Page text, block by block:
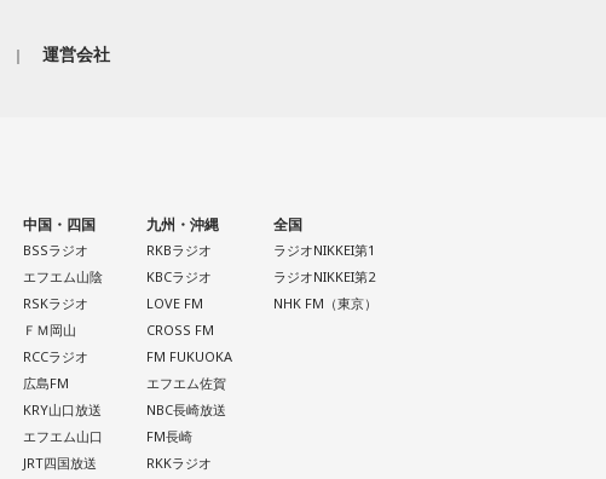
運営会社
中国・四国
BSSラジオ
エフエム山陰
RSKラジオ
ＦＭ岡山
RCCラジオ
広島FM
KRY山口放送
エフエム山口
JRT四国放送
九州・沖縄
RKBラジオ
KBCラジオ
LOVE FM
CROSS FM
FM FUKUOKA
エフエム佐賀
NBC長崎放送
FM長崎
RKKラジオ
全国
ラジオNIKKEI第1
ラジオNIKKEI第2
NHK FM（東京）